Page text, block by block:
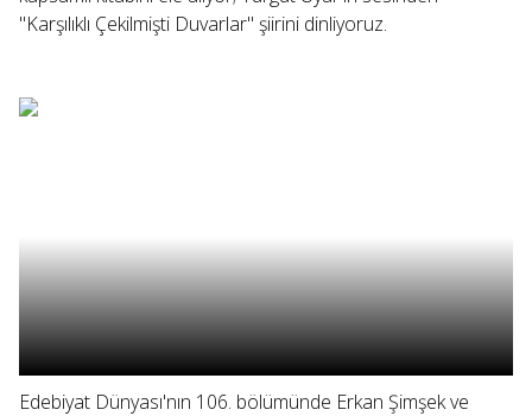
"Karşılıklı Çekilmişti Duvarlar" şiirini dinliyoruz.
Edebiyat Dünyası'nın 106. bölümünde Erkan Şimşek ve